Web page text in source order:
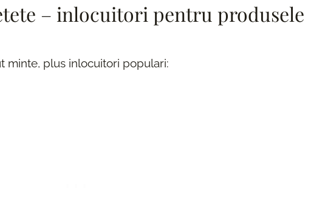
– inlocuitori pentru produsele
minte, plus inlocuitori populari: